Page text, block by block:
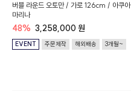
버블 라운드 오토만 / 가로 126cm / 아쿠아
마리나
48% 3,258,000 원
EVENT 주문제작 해외배송 3개월~